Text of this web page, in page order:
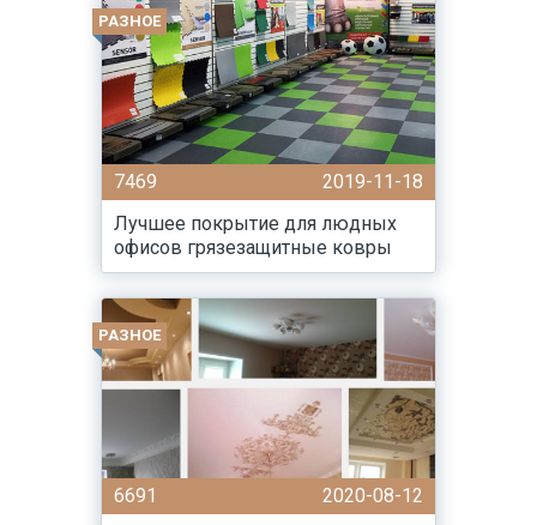
РАЗНОЕ
7469
2019-11-18
Лучшее покрытие для людных
офисов грязезащитные ковры
РАЗНОЕ
6691
2020-08-12